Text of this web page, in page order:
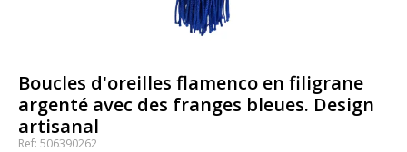
Boucles d'oreilles flamenco en filigrane
argenté avec des franges bleues. Design
artisanal
Ref: 506390262